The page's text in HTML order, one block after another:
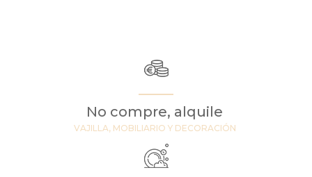
No compre, alquile
VAJILLA, MOBILIARIO Y DECORACIÓN